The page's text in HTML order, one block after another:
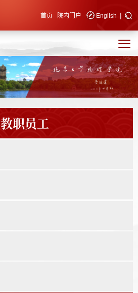
首页 院内门户 English |
教职员工